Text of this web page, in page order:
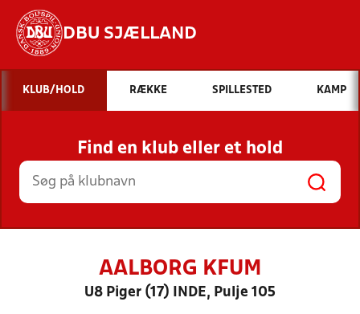
DBU SJÆLLAND
Hvad vil du søge efter?
INDHOLD OG NYHEDER
STILLINGER, RESULTATER, KLUBBER OG
HOLD
KLUB/HOLD RÆKKE SPILLESTED KAMP
Find en klub eller et hold
AALBORG KFUM
U8 Piger (17) INDE, Pulje 105